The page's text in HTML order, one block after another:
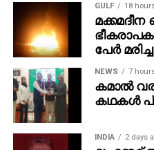
എന്നാല്‍ ഇവാന്‍
ഉമാശങ്കറിനെ രണ്ടാം
കൊണ്ടുവന്നു. 51ാം
വലതുവിങില്‍ നിന്ന്
ജോസഫ് തലവെച്ചെങ്കിലും
മുകളിലൂടെ പുറത്തേക്ക്
കൊച്ചി നിജോ
പകരം തൃശൂര്‍ ഫൈസല്‍
GULF 18
പേര്‍
NEWS 7
കമാൽ
കഥകൾ
INDIA 2 days